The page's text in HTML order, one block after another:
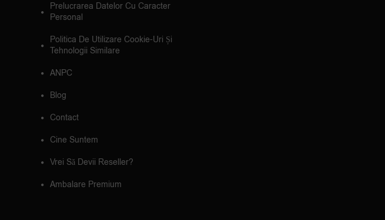
Prelucrarea Datelor Cu Caracter
Personal
Politica De Utilizare Cookie-Uri Și
Tehnologii Similare
ANPC
Blog
Contact
Cine Suntem
Vrei Să Devii Reseller?
Ambalare Premium